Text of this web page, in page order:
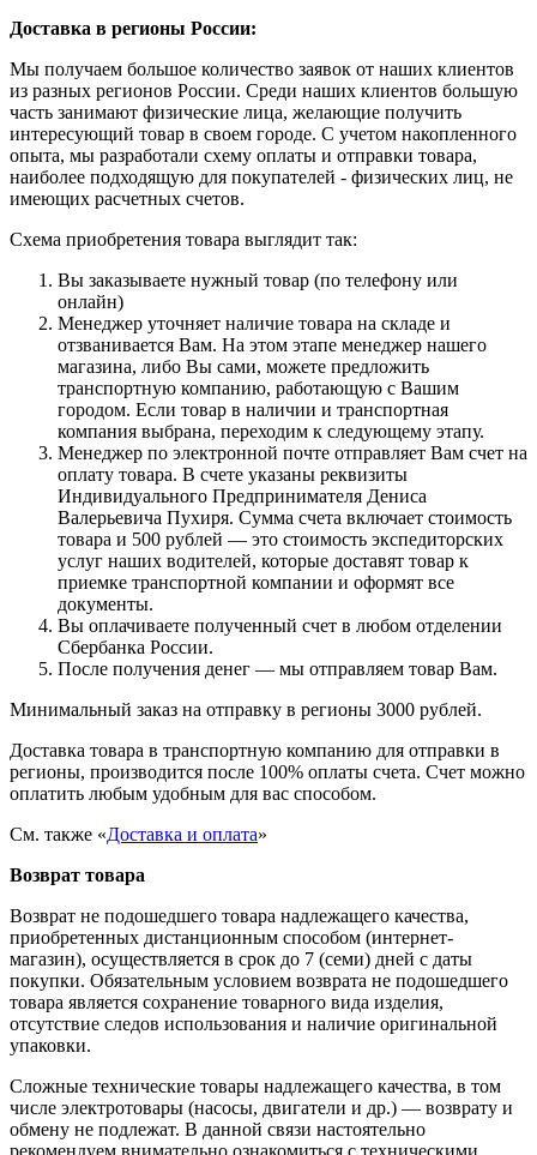
Доставка в регионы России:
Мы получаем большое количество заявок от наших клиентов
из разных регионов России. Среди наших клиентов большую
часть занимают физические лица, желающие получить
интересующий товар в своем городе. С учетом накопленного
опыта, мы разработали схему оплаты и отправки товара,
наиболее подходящую для покупателей - физических лиц, не
имеющих расчетных счетов.
Схема приобретения товара выглядит так:
Вы заказываете нужный товар (по телефону или
онлайн)
Менеджер уточняет наличие товара на складе и
отзванивается Вам. На этом этапе менеджер нашего
магазина, либо Вы сами, можете предложить
транспортную компанию, работающую с Вашим
городом. Если товар в наличии и транспортная
компания выбрана, переходим к следующему этапу.
Менеджер по электронной почте отправляет Вам счет на
оплату товара. В счете указаны реквизиты
Индивидуального Предпринимателя Дениса
Валерьевича Пухиря. Сумма счета включает стоимость
товара и 500 рублей — это стоимость экспедиторских
услуг наших водителей, которые доставят товар к
приемке транспортной компании и оформят все
документы.
Вы оплачиваете полученный счет в любом отделении
Сбербанка России.
После получения денег — мы отправляем товар Вам.
Минимальный заказ на отправку в регионы 3000 рублей.
Доставка товара в транспортную компанию для отправки в
регионы, производится после 100% оплаты счета. Счет можно
оплатить любым удобным для вас способом.
См. также «Доставка и оплата»
Возврат товара
Возврат не подошедшего товара надлежащего качества,
приобретенных дистанционным способом (интернет-
магазин), осуществляется в срок до 7 (семи) дней с даты
покупки. Обязательным условием возврата не подошедшего
товара является сохранение товарного вида изделия,
отсутствие следов использования и наличие оригинальной
упаковки.
Сложные технические товары надлежащего качества, в том
числе электротовары (насосы, двигатели и др.) — возврату и
обмену не подлежат. В данной связи настоятельно